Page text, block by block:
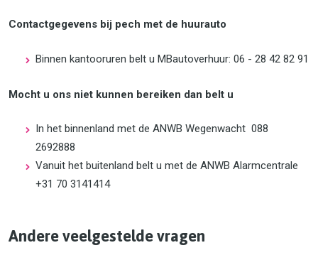
Contactgegevens bij pech met de huurauto
Binnen kantooruren belt u MBautoverhuur: 06 - 28 42 82 91
Mocht u ons niet kunnen bereiken dan belt u
In het binnenland met de ANWB Wegenwacht 088
2692888
Vanuit het buitenland belt u met de ANWB Alarmcentrale
+31 70 3141414
Andere veelgestelde vragen